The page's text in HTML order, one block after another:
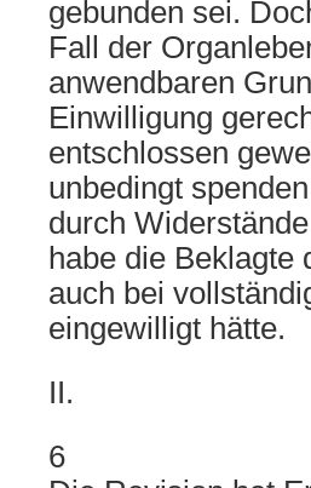
gebunden sei.
Fall der
anwendbaren
Einwilligung
entschlossen
unbedingt
durch
habe die Beklagte
auch bei
eingewilligt hätte.
II.
6